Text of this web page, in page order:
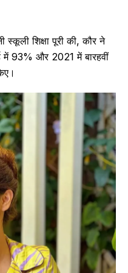
शिक्षा पूरी की, कौर ने
में 93% और 2021 में बारहवीं